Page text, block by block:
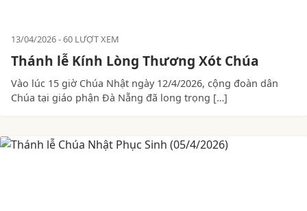
13/04/2026 60 LƯỢT XEM
Thánh lễ Kính Lòng Thương Xót Chúa
Vào lúc 15 giờ Chúa Nhật ngày 12/4/2026, cộng đoàn dân
Chúa tại giáo phận Đà Nẵng đã long trọng […]